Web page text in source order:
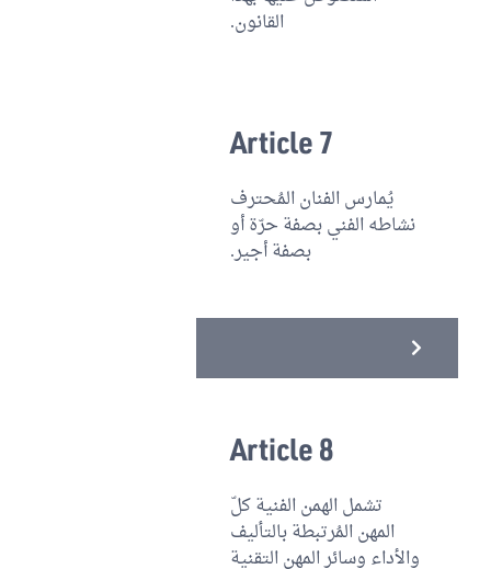
القانون.
Article 7
يُمارس الفنان المُحترف
نشاطه الفني بصفة حرّة أو
بصفة أجير.
Article 8
تشمل الهمن الفنية كلّ
المهن المُرتبطة بالتأليف
والأداء وسائر المهن التقنية